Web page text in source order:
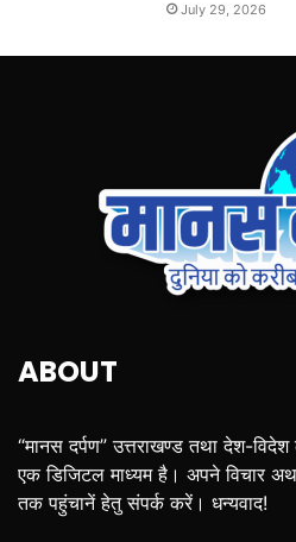
July 29, 2026
ABOUT
“मानस दर्पण” उत्तराखण्ड तथा देश-
एक डिजिटल माध्यम है। अपने विचार
तक पहुंचानें हेतु संपर्क करें। धन्यवाद!